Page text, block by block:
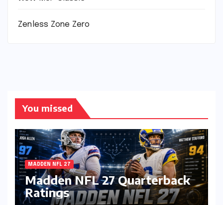
Zenless Zone Zero
You missed
MADDEN NFL 27
Madden NFL 27 Quarterback
Ratings